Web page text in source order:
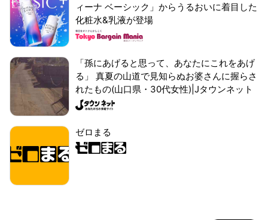
ィーナ ベーシック」からうるおいに着目した
化粧水&乳液が登場
「孫にあげると思って、あなたにこれをあげ
る」 真夏の山道で見知らぬお婆さんに握らさ
れたもの(山口県・30代女性)|Jタウンネット
ゼロまる